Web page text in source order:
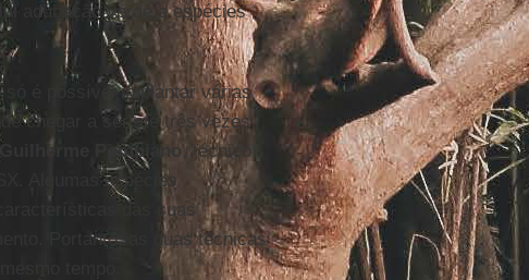
adubação verde e espécies
é possível implantar várias
chegar a ser até três vezes
Guilherme Pompiano, técnico
Algumas espécies
das suas
Portanto, as duas técnicas
tempo.